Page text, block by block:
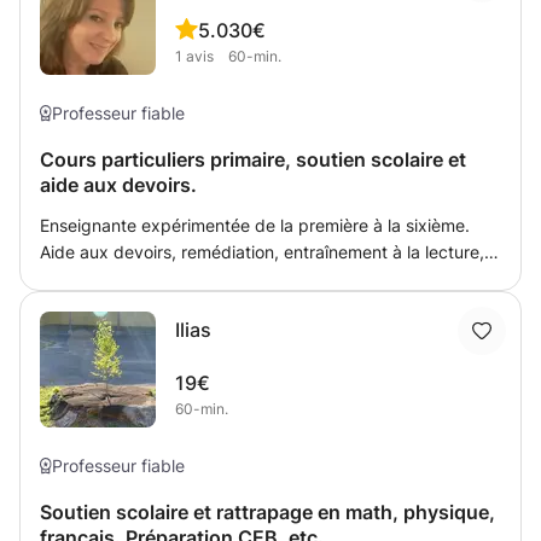
déplacer aux alentours de Bruxelles (surtout Laeken et
environs).
5.0
1 avis
30€
60-min.
Professeur fiable
Cours particuliers primaire, soutien scolaire et
aide aux devoirs.
Enseignante expérimentée de la première à la sixième.
Aide aux devoirs, remédiation, entraînement à la lecture,
détendue pour reprendre confiance et progresser
rapidement. Je connais les différentes méthodes d'
apprentissage de la lecture.
Ilias
19€
60-min.
Professeur fiable
Soutien scolaire et rattrapage en math, physique,